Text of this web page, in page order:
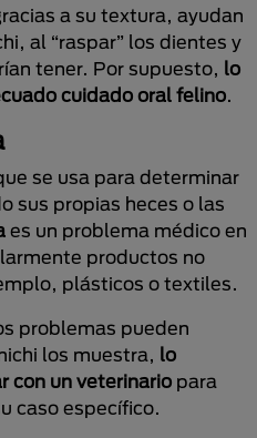
a su textura, ayudan
al “raspar” los dientes y
tener. Por supuesto, lo
cuidado oral felino.
se usa para determinar
sus propias heces o las
es un problema médico en
productos no
plásticos o textiles.
problemas pueden
los muestra, lo
con un veterinario para
caso específico.